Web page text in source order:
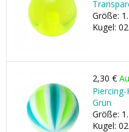
Größe:
Kugel:
2,30 €
Grün
Größe:
Kugel: